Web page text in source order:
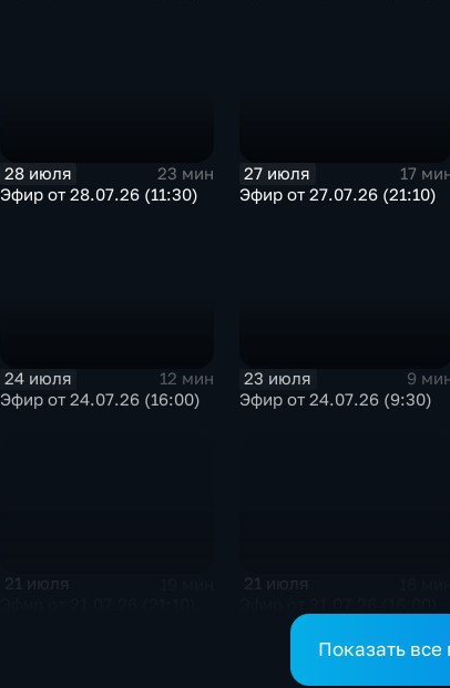
28 июля
23 мин
Эфир от 28.07.26 (11:30)
27 июля
17
Эфир от 27.07.26 (21:10)
24 июля
12 мин
Эфир от 24.07.26 (16:00)
23 июля
9
Эфир от 24.07.26 (9:30)
21 июля 21 июля
Показать все